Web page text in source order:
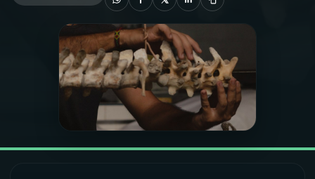
PROGRAMAÇÃO
PROGRAMAS
PODCASTS